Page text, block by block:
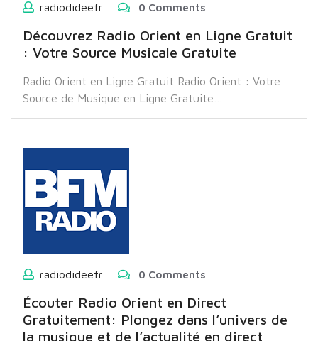
radiodideefr 0 Comments
Découvrez Radio Orient en Ligne Gratuit
: Votre Source Musicale Gratuite
Radio Orient en Ligne Gratuit Radio Orient : Votre
Source de Musique en Ligne Gratuite…
radiodideefr 0 Comments
Écouter Radio Orient en Direct
Gratuitement: Plongez dans l’univers de
la musique et de l’actualité en direct